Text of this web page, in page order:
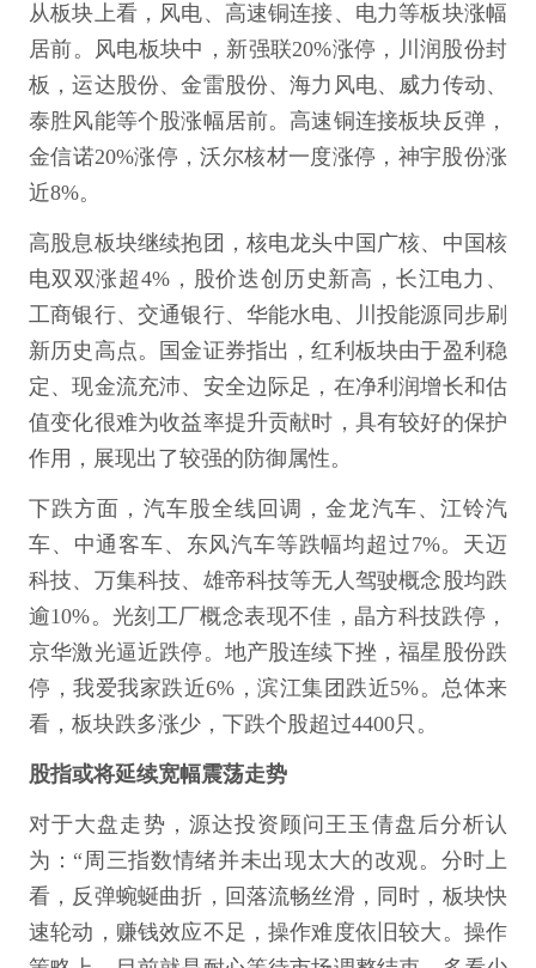
从板块上看，风电、高速铜连接、电力等板块涨幅
居前。风电板块中，新强联20%涨停，川润股份封
板，运达股份、金雷股份、海力风电、威力传动、
泰胜风能等个股涨幅居前。高速铜连接板块反弹，
金信诺20%涨停，沃尔核材一度涨停，神宇股份涨
近8%。
高股息板块继续抱团，核电龙头中国广核、中国核
电双双涨超4%，股价迭创历史新高，长江电力、
工商银行、交通银行、华能水电、川投能源同步刷
新历史高点。国金证券指出，红利板块由于盈利稳
定、现金流充沛、安全边际足，在净利润增长和估
值变化很难为收益率提升贡献时，具有较好的保护
作用，展现出了较强的防御属性。
下跌方面，汽车股全线回调，金龙汽车、江铃汽
车、中通客车、东风汽车等跌幅均超过7%。天迈
科技、万集科技、雄帝科技等无人驾驶概念股均跌
逾10%。光刻工厂概念表现不佳，晶方科技跌停，
京华激光逼近跌停。地产股连续下挫，福星股份跌
停，我爱我家跌近6%，滨江集团跌近5%。总体来
看，板块跌多涨少，下跌个股超过4400只。
股指或将延续宽幅震荡走势
对于大盘走势，源达投资顾问王玉倩盘后分析认
为：“周三指数情绪并未出现太大的改观。分时上
看，反弹蜿蜒曲折，回落流畅丝滑，同时，板块快
速轮动，赚钱效应不足，操作难度依旧较大。操作